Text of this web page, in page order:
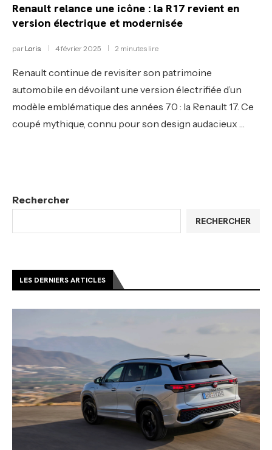
Renault relance une icône : la R17 revient en
version électrique et modernisée
par Loris 4 février 2025 2 minutes lire
Renault continue de revisiter son patrimoine
automobile en dévoilant une version électrifiée d’un
modèle emblématique des années 70 : la Renault 17. Ce
coupé mythique, connu pour son design audacieux …
Rechercher
RECHERCHER
LES DERNIERS ARTICLES